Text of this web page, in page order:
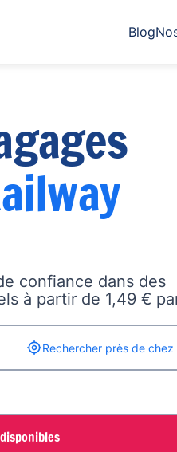
Blog
confiance dans des
à partir de 1,49 €
Rechercher près de chez